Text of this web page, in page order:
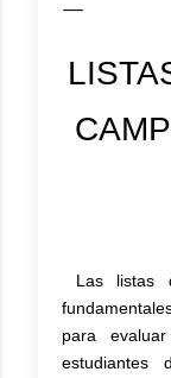
Las listas
para
estudiantes